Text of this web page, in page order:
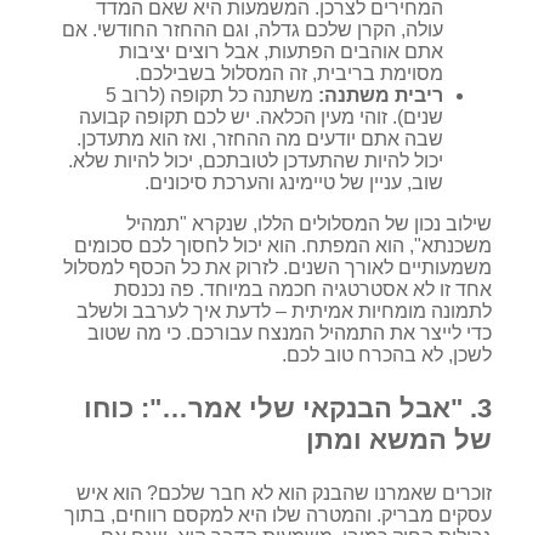
המחירים לצרכן. המשמעות היא שאם המדד
עולה, הקרן שלכם גדלה, וגם ההחזר החודשי. אם
אתם אוהבים הפתעות, אבל רוצים יציבות
מסוימת בריבית, זה המסלול בשבילכם.
ריבית משתנה:
משתנה כל תקופה (לרוב 5
שנים). זוהי מעין הכלאה. יש לכם תקופה קבועה
שבה אתם יודעים מה ההחזר, ואז הוא מתעדכן.
יכול להיות שהתעדכן לטובתכם, יכול להיות שלא.
שוב, עניין של טיימינג והערכת סיכונים.
שילוב נכון של המסלולים הללו, שנקרא "תמהיל
משכנתא", הוא המפתח. הוא יכול לחסוך לכם סכומים
משמעותיים לאורך השנים. לזרוק את כל הכסף למסלול
אחד זו לא אסטרטגיה חכמה במיוחד. פה נכנסת
לתמונה מומחיות אמיתית – לדעת איך לערבב ולשלב
כדי לייצר את התמהיל המנצח עבורכם. כי מה שטוב
לשכן, לא בהכרח טוב לכם.
3. "אבל הבנקאי שלי אמר…": כוחו
של המשא ומתן
זוכרים שאמרנו שהבנק הוא לא חבר שלכם? הוא איש
עסקים מבריק. והמטרה שלו היא למקסם רווחים, בתוך